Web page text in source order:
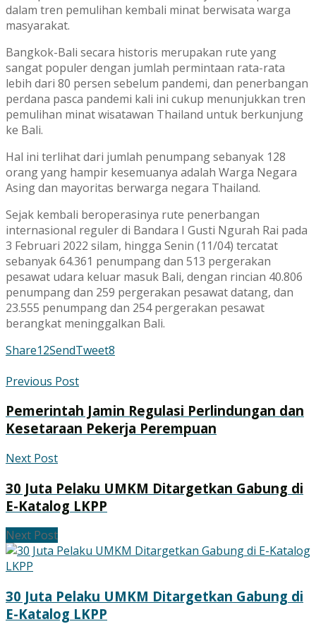
dalam tren pemulihan kembali minat berwisata warga
masyarakat.
Bangkok-Bali secara historis merupakan rute yang
sangat populer dengan jumlah permintaan rata-rata
lebih dari 80 persen sebelum pandemi, dan penerbangan
perdana pasca pandemi kali ini cukup menunjukkan tren
pemulihan minat wisatawan Thailand untuk berkunjung
ke Bali.
Hal ini terlihat dari jumlah penumpang sebanyak 128
orang yang hampir kesemuanya adalah Warga Negara
Asing dan mayoritas berwarga negara Thailand.
Sejak kembali beroperasinya rute penerbangan
internasional reguler di Bandara I Gusti Ngurah Rai pada
3 Februari 2022 silam, hingga Senin (11/04) tercatat
sebanyak 64.361 penumpang dan 513 pergerakan
pesawat udara keluar masuk Bali, dengan rincian 40.806
penumpang dan 259 pergerakan pesawat datang, dan
23.555 penumpang dan 254 pergerakan pesawat
berangkat meninggalkan Bali.
Share12SendTweet8
Previous Post
Pemerintah Jamin Regulasi Perlindungan dan
Kesetaraan Pekerja Perempuan
Next Post
30 Juta Pelaku UMKM Ditargetkan Gabung di
E-Katalog LKPP
Next Post
30 Juta Pelaku UMKM Ditargetkan Gabung di
E-Katalog LKPP